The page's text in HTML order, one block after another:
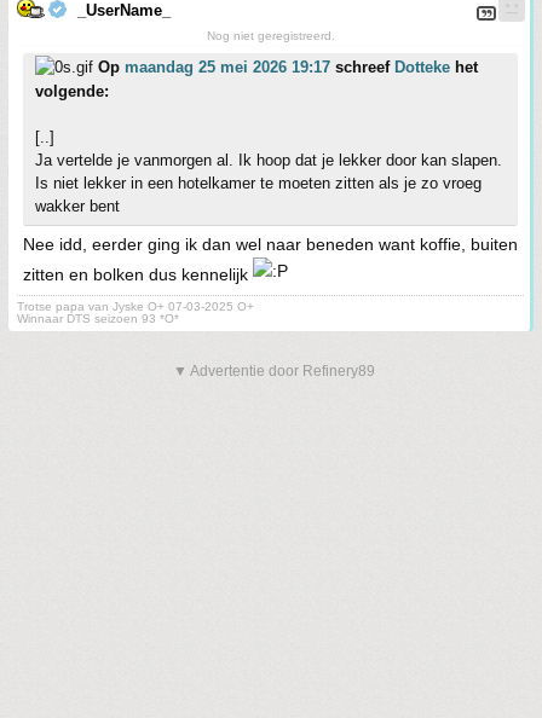
_UserName_
Nog niet geregistreerd.
Op maandag 25 mei 2026 19:17 schreef Dotteke het
volgende:
[..]
Ja vertelde je vanmorgen al. Ik hoop dat je lekker door kan slapen.
Is niet lekker in een hotelkamer te moeten zitten als je zo vroeg
wakker bent
Nee idd, eerder ging ik dan wel naar beneden want koffie, buiten
zitten en bolken dus kennelijk
Trotse papa van Jyske O+ 07-03-2025 O+
Winnaar DTS seizoen 93 *O*
▼ Advertentie door Refinery89